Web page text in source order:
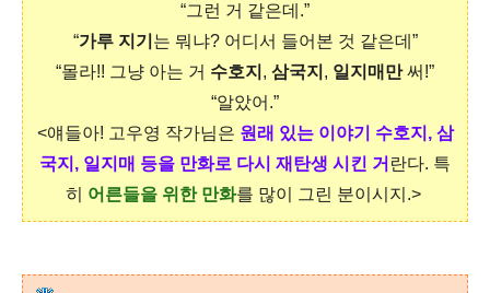
“그런 거 같은데.”
“가루 지기 는 뭐냐? 어디서 들어본 것 같은데”
“몰라!! 그냥 아는 거 수호지 , 삼국지 , 일지매만써!”
“알았어.”
<얘들아! 고우영 작가님은 원래 있는 이야기 수호지, 삼
국지, 일지매 등을 만화로 다시 재탄생 시킨 거 란다. 특
히 어른들을 위한 만화를 많이 그린 분이시지.>